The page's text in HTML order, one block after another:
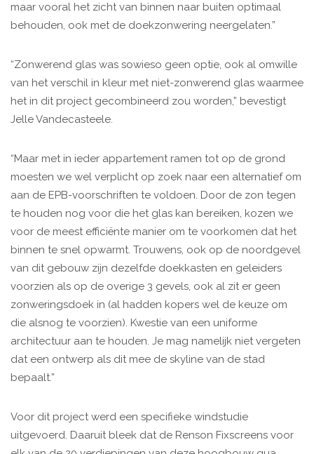
maar vooral het zicht van binnen naar buiten optimaal
behouden, ook met de doekzonwering neergelaten.”
“Zonwerend glas was sowieso geen optie, ook al omwille
van het verschil in kleur met niet-zonwerend glas waarmee
het in dit project gecombineerd zou worden,” bevestigt
Jelle Vandecasteele.
“Maar met in ieder appartement ramen tot op de grond
moesten we wel verplicht op zoek naar een alternatief om
aan de EPB-voorschriften te voldoen. Door de zon tegen
te houden nog voor die het glas kan bereiken, kozen we
voor de meest efficiënte manier om te voorkomen dat het
binnen te snel opwarmt. Trouwens, ook op de noordgevel
van dit gebouw zijn dezelfde doekkasten en geleiders
voorzien als op de overige 3 gevels, ook al zit er geen
zonweringsdoek in (al hadden kopers wel de keuze om
die alsnog te voorzien). Kwestie van een uniforme
architectuur aan te houden. Je mag namelijk niet vergeten
dat een ontwerp als dit mee de skyline van de stad
bepaalt.”
Voor dit project werd een specifieke windstudie
uitgevoerd. Daaruit bleek dat de Renson Fixscreens voor